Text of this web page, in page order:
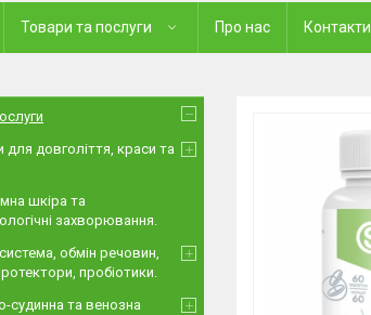
Товари та послуги Про нас Контакти
для довголіття, краси та
шкіра та
захворювання.
обмін речовин,
пробіотики.
судинна та венозна